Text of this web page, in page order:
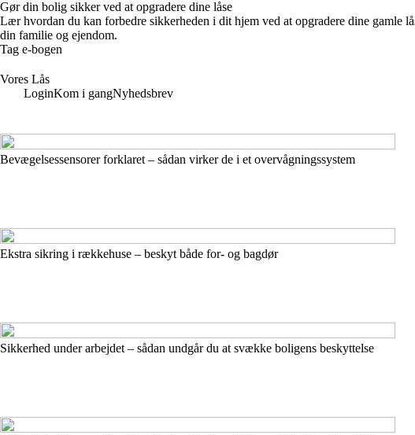
Gør din bolig sikker ved at opgradere dine låse
Lær hvordan du kan forbedre sikkerheden i dit hjem ved at opgradere dine gamle
din familie og ejendom.
Tag e-bogen
Vores Lås
LoginKom i gangNyhedsbrev
Bevægelsessensorer forklaret – sådan virker de i et overvågningssystem
Ekstra sikring i rækkehuse – beskyt både for- og bagdør
Sikkerhed under arbejdet – sådan undgår du at svække boligens beskyttelse